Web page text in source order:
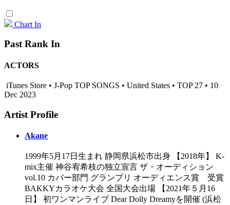
Chart In
Past Rank In
ACTORS
iTunes Store • J-Pop TOP SONGS • United States • TOP 27 • 10
Dec 2023
Artist Profile
Akane
1999年5月17日生まれ 静岡県浜松市出身 【2018年】 K-
mix主催 神谷宥希枝の独立宣言 ザ・オーディション
vol.10 カバー部門 グランプリ オーディエンス賞 受賞
BAKKYカラオケ大会 全国大会出場 【2021年５月16
日】 初ワンマンライブ Dear Dolly Dreamyを開催 (浜松